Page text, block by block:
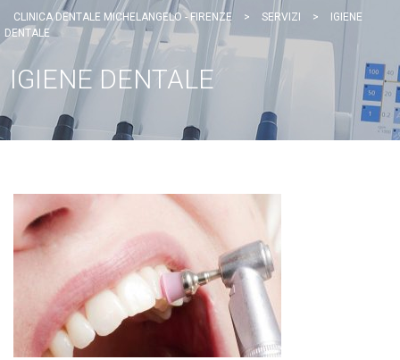
CLINICA DENTALE MICHELANGELO - FIRENZE > SERVIZI >
IGIENE
DENTALE
IGIENE DENTALE